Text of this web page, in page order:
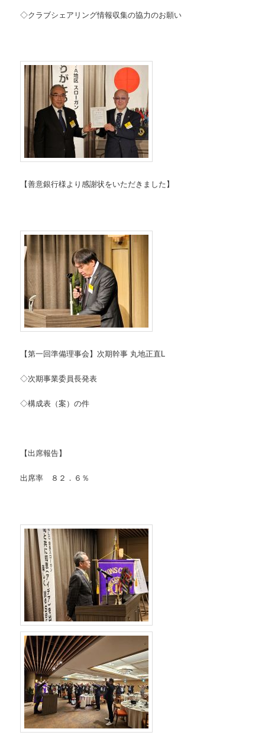
◇クラブシェアリング情報収集の協力のお願い
【善意銀行様より感謝状をいただきました】
【第一回準備理事会】次期幹事 丸地正直L
◇次期事業委員長発表
◇構成表（案）の件
【出席報告】
出席率 ８２．６％